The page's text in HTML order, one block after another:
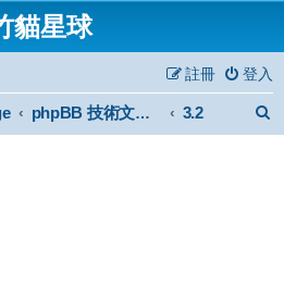
貓星球
登入
註冊
phpBB 技術文件與知識庫 3.2